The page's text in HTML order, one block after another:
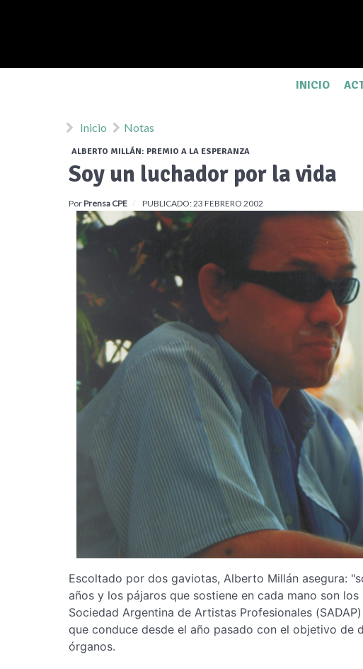
INICIO
Inicio Notas
ALBERTO MILLÁN: PREMIO A LA ESPERANZA
Soy un luchador por la vida
PorPrensa CPE PUBLICADO: 23 FEBRERO 2002
Escoltado por dos gaviotas, Alberto Millán asegura:
años y los pájaros que sostiene en cada mano son
Sociedad Argentina de Artistas Profesionales
que conduce desde el año pasado con el objetivo de
órganos.